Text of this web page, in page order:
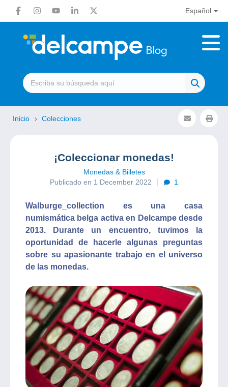
Español
Inicio Colecciones
¡Coleccionar monedas!
Monedas & Billetes
Publicado en 1 December 2022
1
Walburge_collection es una casa
numismática belga activa en Delcampe desde
2013. Durante un encuentro, tuvimos la
oportunidad de hacerle algunas preguntas
sobre su apasionante trabajo en el universo
de las monedas.